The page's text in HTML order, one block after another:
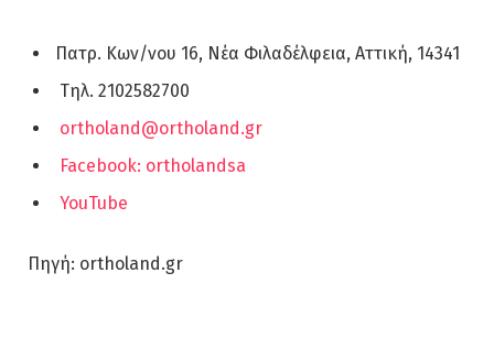
Πατρ. Κων/νου 16, Νέα Φιλαδέλφεια, Αττική, 14341
Τηλ. 2102582700
ortholand@ortholand.gr
Facebook: ortholandsa
YouTube
Πηγή: ortholand.gr